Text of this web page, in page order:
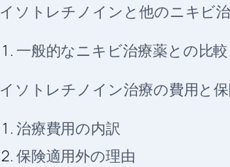
イソトレチノインと他のニキビ
一般的なニキビ治療薬との比較
イソトレチノイン治療の費用と
治療費用の内訳
保険適用外の理由